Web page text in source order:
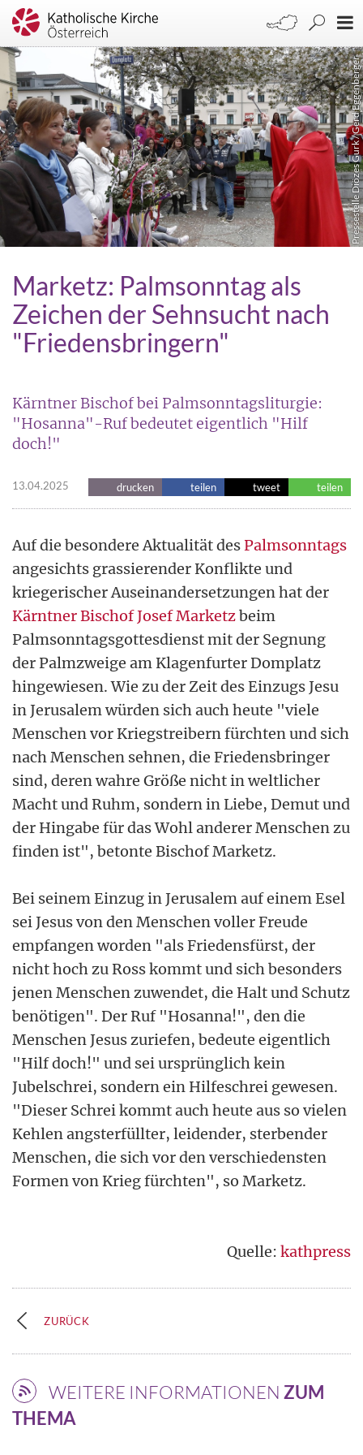
Pressestelle Diözes Gurk / Gerd Eggenberger
Marketz: Palmsonntag als
Zeichen der Sehnsucht nach
"Friedensbringern"
Kärntner Bischof bei Palmsonntagsliturgie:
"Hosanna"-Ruf bedeutet eigentlich "Hilf
doch!"
13.04.2025 drucken teilen tweet teilen
Auf die besondere Aktualität des Palmsonntags
angesichts grassierender Konflikte und
kriegerischer Auseinandersetzungen hat der
Kärntner Bischof Josef Marketzbeim
Palmsonntagsgottesdienst mit der Segnung
der Palmzweige am Klagenfurter Domplatz
hingewiesen. Wie zu der Zeit des Einzugs Jesu
in Jerusalem würden sich auch heute "viele
Menschen vor Kriegstreibern fürchten und sich
nach Menschen sehnen, die Friedensbringer
sind, deren wahre Größe nicht in weltlicher
Macht und Ruhm, sondern in Liebe, Demut und
der Hingabe für das Wohl anderer Menschen zu
finden ist", betonte Bischof Marketz.
Bei seinem Einzug in Jerusalem auf einem Esel
sei Jesus von den Menschen voller Freude
empfangen worden "als Friedensfürst, der
nicht hoch zu Ross kommt und sich besonders
jenen Menschen zuwendet, die Halt und Schutz
benötigen". Der Ruf "Hosanna!", den die
Menschen Jesus zuriefen, bedeute eigentlich
"Hilf doch!" und sei ursprünglich kein
Jubelschrei, sondern ein Hilfeschrei gewesen.
"Dieser Schrei kommt auch heute aus so vielen
Kehlen angsterfüllter, leidender, sterbender
Menschen, die sich vor den verschiedensten
Formen von Krieg fürchten", so Marketz.
Quelle: kathpress
ZURÜCK
WEITERE INFORMATIONEN ZUM
THEMA